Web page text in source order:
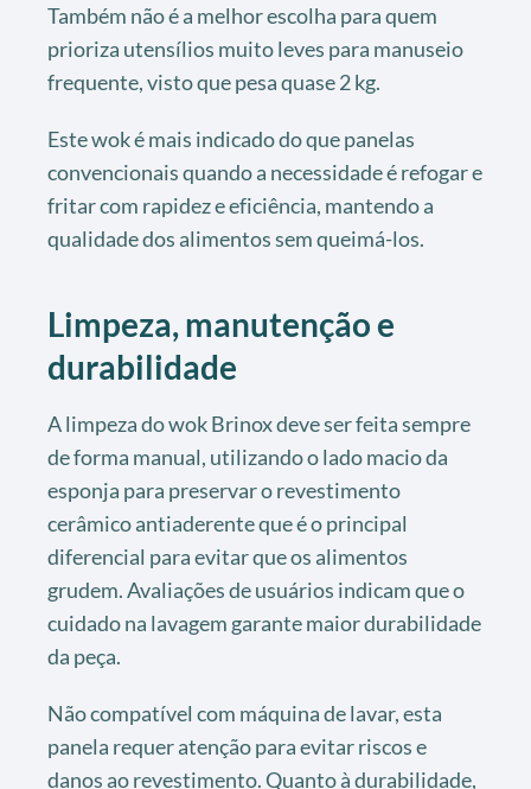
Também não é a melhor escolha para quem
prioriza utensílios muito leves para manuseio
frequente, visto que pesa quase 2 kg.
Este wok é mais indicado do que panelas
convencionais quando a necessidade é refogar e
fritar com rapidez e eficiência, mantendo a
qualidade dos alimentos sem queimá-los.
Limpeza, manutenção e
durabilidade
A limpeza do wok Brinox deve ser feita sempre
de forma manual, utilizando o lado macio da
esponja para preservar o revestimento
cerâmico antiaderente que é o principal
diferencial para evitar que os alimentos
grudem. Avaliações de usuários indicam que o
cuidado na lavagem garante maior durabilidade
da peça.
Não compatível com máquina de lavar, esta
panela requer atenção para evitar riscos e
danos ao revestimento. Quanto à durabilidade,